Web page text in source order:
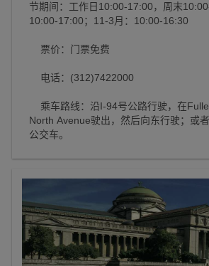
节期间：工作日10:00-17:00，周末
10:00-17:00；11-3月：10:00-16:30
票价：门票免费
电话：(312)7422000
乘车路线：沿I-94号公路行驶，在
North Avenue驶出，然后向东行驶；或
公交车。